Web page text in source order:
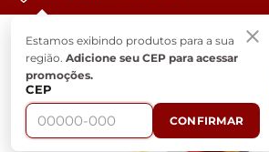
Estamos exibindo produtos para a sua
região. Adicione seu CEP para acessar
promoções.
CEP
CONFIRMAR